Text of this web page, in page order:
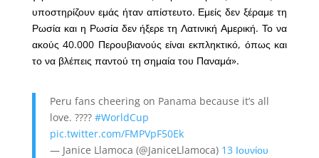
υποστηρίζουν εμάς ήταν απίστευτο. Εμείς δεν ξέραμε τη
Ρωσία και η Ρωσία δεν ήξερε τη Λατινική Αμερική. Το να
ακούς 40.000 Περουβιανούς είναι εκπληκτικό, όπως και
το να βλέπεις παντού τη σημαία του Παναμά».
Peru fans cheering on Panama because it’s all
love. ???? #WorldCup
pic.twitter.com/FMPVpF50Ek
— Janice Llamoca (@JaniceLlamoca) 13 Ιουνίου